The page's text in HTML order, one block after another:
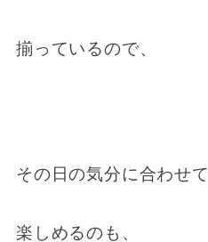
揃っているので、
その日の気分に合わせて
楽しめるのも、